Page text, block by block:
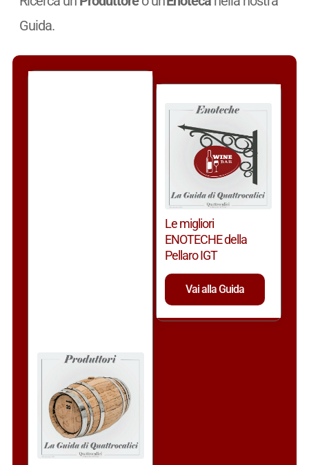
Guida.
Le migliori
ENOTECHE della
Pellaro IGT
Vai alla Guida